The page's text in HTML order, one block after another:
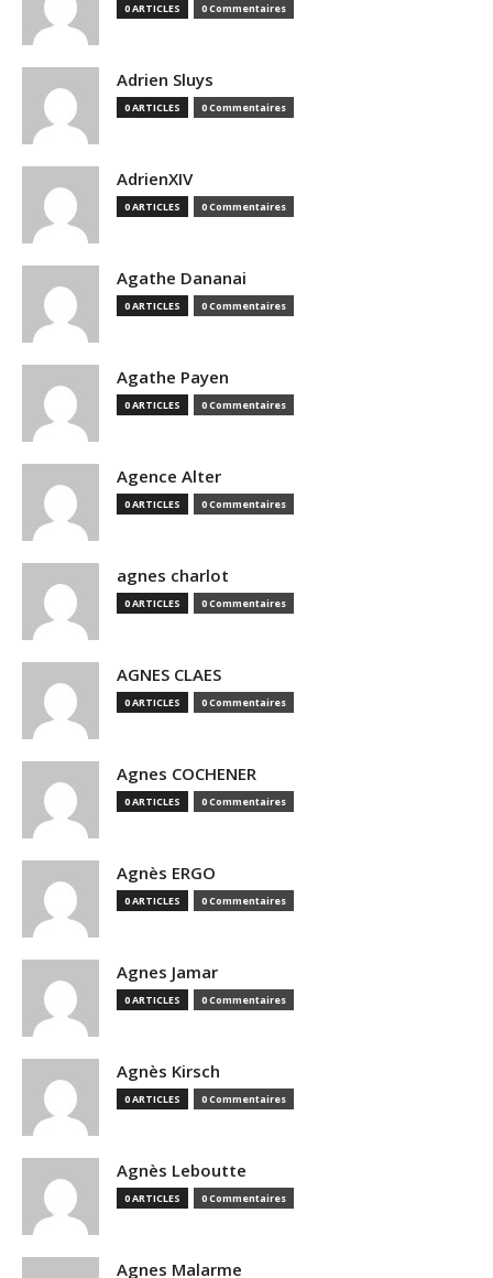
0 ARTICLES 0 Commentaires
Adrien Sluys
0 ARTICLES 0 Commentaires
AdrienXIV
0 ARTICLES 0 Commentaires
Agathe Dananai
0 ARTICLES 0 Commentaires
Agathe Payen
0 ARTICLES 0 Commentaires
Agence Alter
0 ARTICLES 0 Commentaires
agnes charlot
0 ARTICLES 0 Commentaires
AGNES CLAES
0 ARTICLES 0 Commentaires
Agnes COCHENER
0 ARTICLES 0 Commentaires
Agnès ERGO
0 ARTICLES 0 Commentaires
Agnes Jamar
0 ARTICLES 0 Commentaires
Agnès Kirsch
0 ARTICLES 0 Commentaires
Agnès Leboutte
0 ARTICLES 0 Commentaires
Agnes Malarme